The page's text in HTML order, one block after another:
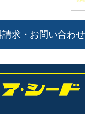
請求・お問い合わせ